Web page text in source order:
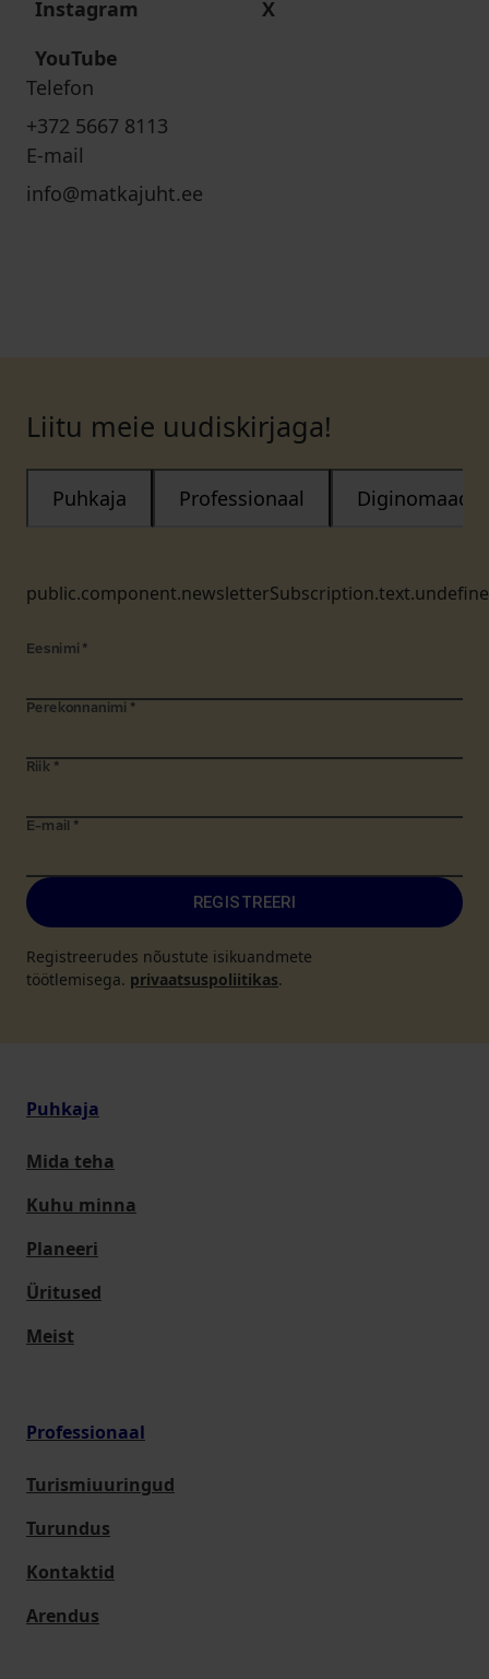
Instagram
X
YouTube
Telefon
+372 5667 8113
E-mail
info@matkajuht.ee
Liitu meie uudiskirjaga!
Puhkaja Professionaal Diginomaad
Eesnimi *
Perekonnanimi *
Riik *
E-mail *
REGISTREERI
Registreerudes nõustute isikuandmete
töötlemisega. privaatsuspoliitikas.
Puhkaja
Mida teha
Kuhu minna
Planeeri
Üritused
Meist
Professionaal
Turismiuuringud
Turundus
Kontaktid
Arendus